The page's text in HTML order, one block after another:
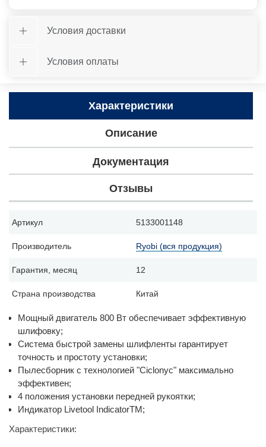
Условия доставки
Условия оплаты
Характеристики
Описание
Документация
Отзывы
Артикул 5133001148
Производитель Ryobi (вся продукция)
Гарантия, месяц 12
Страна производства Китай
Мощный двигатель 800 Вт обеспечивает эффективную
шлифовку;
Система быстрой замены шлифленты гарантирует
точность и простоту установки;
Пылесборник с технологией "Ciclonyc" максимально
эффективен;
4 положения установки передней рукоятки;
Индикатор Livetool IndicatorTM;
Характеристики: